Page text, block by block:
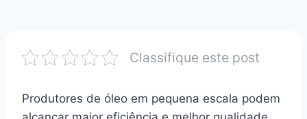
Classifique este post
Produtores de óleo em pequena escala podem